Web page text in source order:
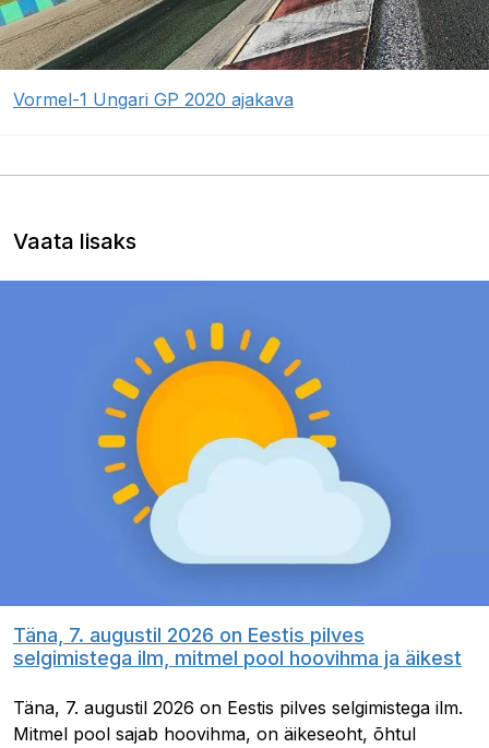
Vormel-1 Ungari GP 2020 ajakava
Vaata lisaks
Täna, 7. augustil 2026 on Eestis pilves
selgimistega ilm, mitmel pool hoovihma ja äikest
Täna, 7. augustil 2026 on Eestis pilves selgimistega ilm.
Mitmel pool sajab hoovihma, on äikeseoht, õhtul